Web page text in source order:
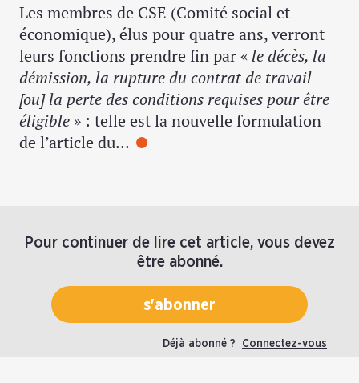
Les membres de CSE (Comité social et
économique), élus pour quatre ans, verront
leurs fonctions prendre fin par « le décès, la
démission, la rupture du contrat de travail
[ou] la perte des conditions requises pour être
éligible » : telle est la nouvelle formulation
de l’article du…
Pour continuer de lire cet article, vous devez
être abonné.
s'abonner
Déjà abonné ? Connectez-vous